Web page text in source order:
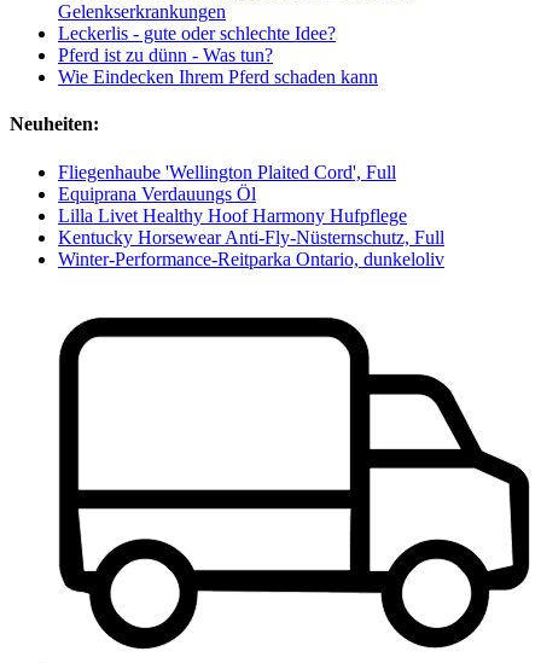
Gelenkserkrankungen
Leckerlis - gute oder schlechte Idee?
Pferd ist zu dünn - Was tun?
Wie Eindecken Ihrem Pferd schaden kann
Neuheiten:
Fliegenhaube 'Wellington Plaited Cord', Full
Equiprana Verdauungs Öl
Lilla Livet Healthy Hoof Harmony Hufpflege
Kentucky Horsewear Anti-Fly-Nüsternschutz, Full
Winter-Performance-Reitparka Ontario, dunkeloliv